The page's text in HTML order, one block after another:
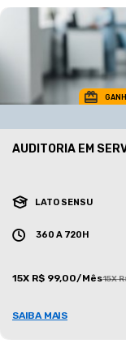
AUDITORIA EM
LATO SENSU
360 A 720H
15X R$ 99,00/Mês15X
SAIBA MAIS